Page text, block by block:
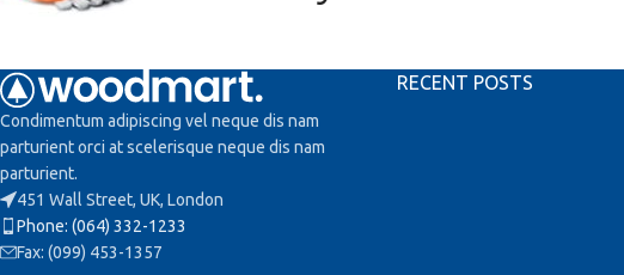
Condimentum adipiscing vel neque dis nam
parturient orci at scelerisque neque dis nam
parturient.
451 Wall Street, UK, London
Phone: (064) 332-1233
Fax: (099) 453-1357
RECENT POSTS